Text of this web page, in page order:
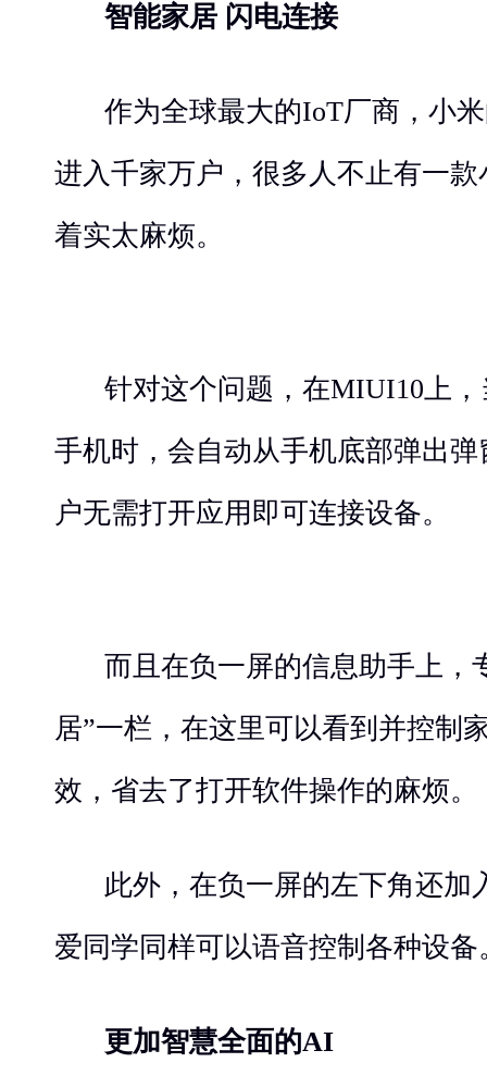
智能家居 闪电连接
作为全球最大的IoT厂商，小
进入千家万户，很多人不止有一
着实太麻烦。
针对这个问题，在MIUI10上
手机时，会自动从手机底部弹出
户无需打开应用即可连接设备。
而且在负一屏的信息助手上，
居”一栏，在这里可以看到并控制
效，省去了打开软件操作的麻烦。
此外，在负一屏的左下角还加
爱同学同样可以语音控制各种设备
更加智慧全面的AI